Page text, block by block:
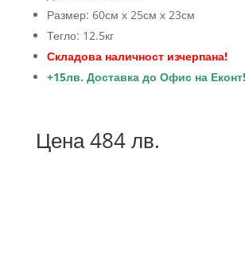
Размер: 60см х 25см х 23см
Тегло: 12.5кг
Складова наличност изчерпана!
+15лв. Доставка до Офис на Еконт!
Цена 484 лв.